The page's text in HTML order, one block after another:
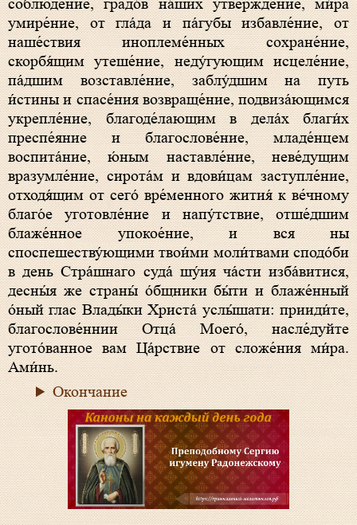
соблюде́ние, градо́в на́ших утвержде́ние, ми́ра
умире́ние, от гла́да и па́губы избавле́ние, от
наше́ствия иноплеме́нных сохране́ние,
скорбя́щим утеше́ние, неду́гующим исцеле́ние,
па́дшим возставле́ние, заблу́дшим на путь
и́стины и спасе́ния возвраще́ние, подвиза́ющимся
укрепле́ние, благоде́лающим в дела́х благи́х
преспе́яние и благослове́ние, младе́нцем
воспита́ние, ю́ным наставле́ние, неве́дущим
вразумле́ние, сирота́м и вдови́цам заступле́ние,
отходя́щим от сего́ вре́менного жития́ к ве́чному
благо́е уготовле́ние и напу́тствие, отше́дшим
блаже́нное упокое́ние, и вся ны
споспешеству́ющими твои́ми моли́твами сподо́би
в день Стра́шнаго суда́ шу́ия ча́сти изба́витися,
десны́я же страны́ о́бщники бы́ти и блаже́нный
о́ный глас Влады́ки Христа́ услы́шати: прииди́те,
благослове́ннии Отца́ Моего́, насле́дуйте
угото́ванное вам Ца́рствие от сложе́ния ми́ра.
Ами́нь.
Окончание